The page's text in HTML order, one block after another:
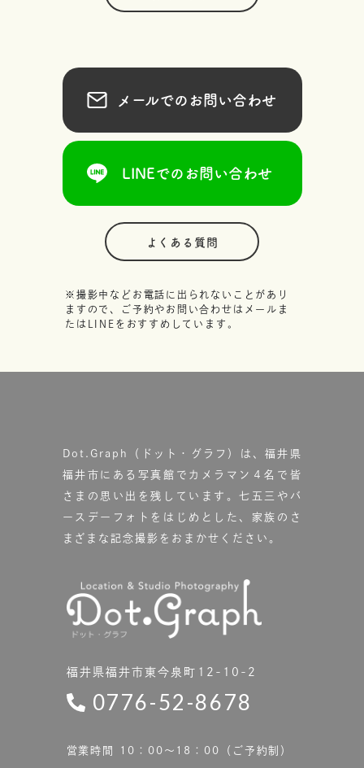
メールでのお問い合わせ
LINEでのお問い合わせ
よくある質問
※撮影中などお電話に出られないことがあり
ますので、ご予約やお問い合わせはメールま
たはLINEをおすすめしています。
Dot.Graph（ドット・グラフ）は、福井県
福井市にある写真館で カメラマン４名で皆
さまの思い出を残しています。七五三やバ
ースデーフォトをはじめとした、家族のさ
まざまな記念撮影をおまかせください。
福井県福井市東今泉町12-10-2
0776-52-8678
営業時間 10：00〜18：00（ご予約制）